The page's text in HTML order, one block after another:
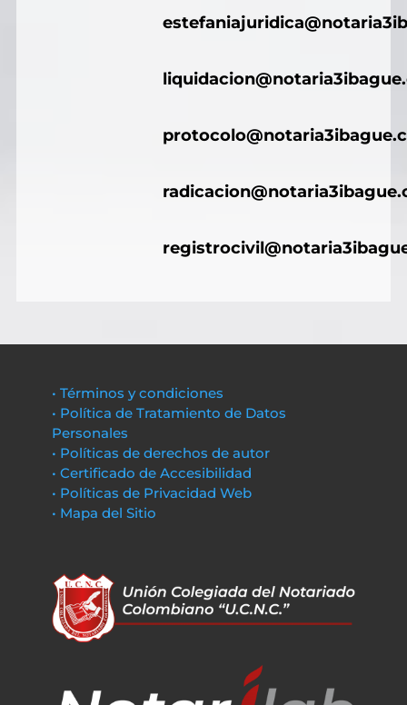
• Términos y condiciones
• Política de Tratamiento de Datos
Personales
• Políticas de derechos de autor
• Certificado de Accesibilidad
• Políticas de Privacidad Web
• Mapa del Sitio